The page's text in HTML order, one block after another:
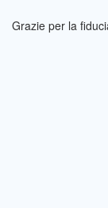
Grazie per la